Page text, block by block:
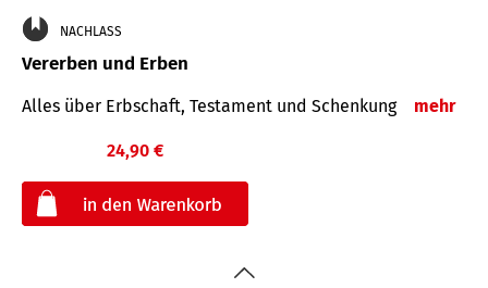
NACHLASS
Vererben und Erben
Alles über Erbschaft, Testament und Schenkung mehr
24,90 €